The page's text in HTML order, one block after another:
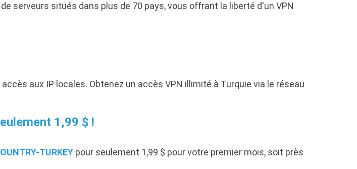
serveurs situés dans plus de 70 pays, vous offrant la liberté d'un VPN
aux IP locales. Obtenez un accès VPN illimité à Turquie via le réseau
1,99 $ !
TURKEY pour seulement 1,99 $ pour votre premier mois, soit près